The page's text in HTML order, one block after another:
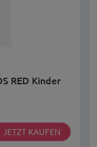
RED Kinder
JETZT KAUFEN